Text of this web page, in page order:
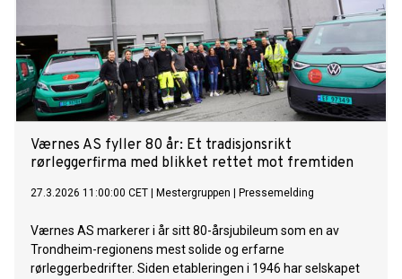
Værnes AS fyller 80 år: Et tradisjonsrikt
rørleggerfirma med blikket rettet mot fremtiden
27.3.2026 11:00:00 CET Mestergruppen Pressemelding
Værnes AS markerer i år sitt 80-årsjubileum som en av
Trondheim-regionens mest solide og erfarne
rørleggerbedrifter. Siden etableringen i 1946 har selskapet